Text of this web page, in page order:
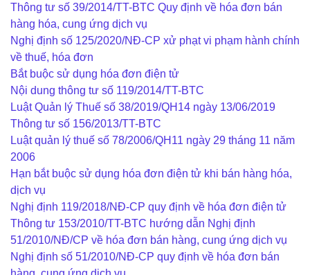
Thông tư số 39/2014/TT-BTC Quy định về hóa đơn bán
hàng hóa, cung ứng dịch vụ
Nghị định số 125/2020/NĐ-CP xử phạt vi phạm hành chính
về thuế, hóa đơn
Bắt buộc sử dụng hóa đơn điện tử
Nội dung thông tư số 119/2014/TT-BTC
Luật Quản lý Thuế số 38/2019/QH14 ngày 13/06/2019
Thông tư số 156/2013/TT-BTC
Luật quản lý thuế số 78/2006/QH11 ngày 29 tháng 11 năm
2006
Hạn bắt buộc sử dụng hóa đơn điện tử khi bán hàng hóa,
dịch vụ
Nghị định 119/2018/NĐ-CP quy định về hóa đơn điện tử
Thông tư 153/2010/TT-BTC hướng dẫn Nghị định
51/2010/NĐ/CP về hóa đơn bán hàng, cung ứng dịch vụ
Nghị định số 51/2010/NĐ-CP quy định về hóa đơn bán